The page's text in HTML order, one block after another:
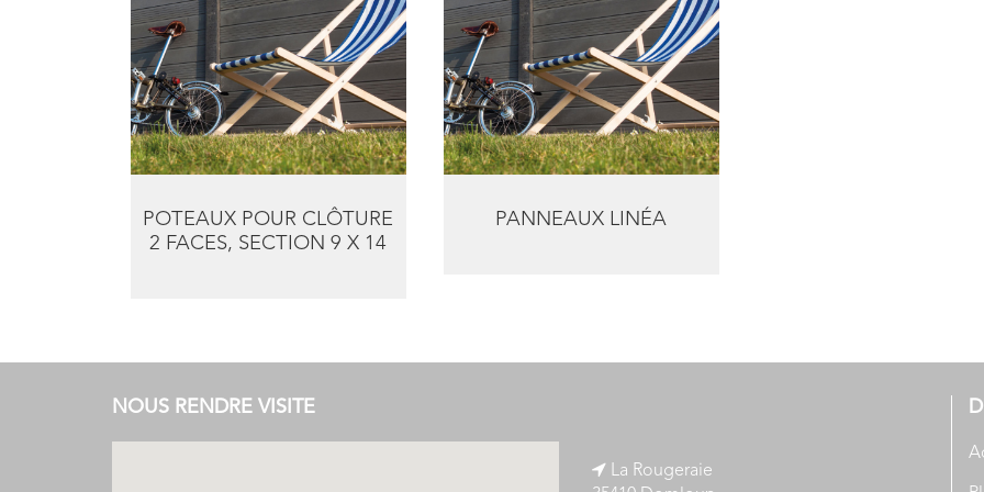
POTEAUX POUR CLÔTURE
2 FACES, SECTION 9 X 14
PANNEAUX LINÉA
NOUS RENDRE VISITE
La Rougeraie